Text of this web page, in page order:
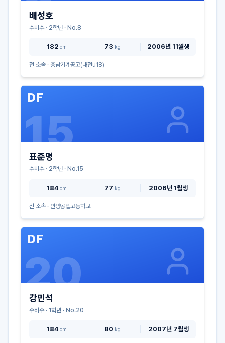
배성호
수비수· 2학년 · No.8
182 cm 73 kg 2006년 11월생
전 소속 · 충남기계공고(대전u18)
DF
15
표준명
수비수· 2학년 · No.15
184 cm 77 kg 2006년 1월생
전 소속 · 안양공업고등학교
DF
20
강민석
수비수· 1학년 · No.20
184 cm 80 kg 2007년 7월생